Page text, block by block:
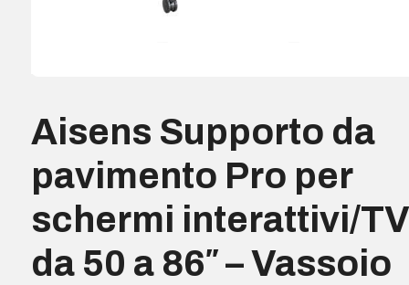
Aisens Supporto da
pavimento Pro per
schermi interattivi/TV
da 50 a 86″ – Vassoio